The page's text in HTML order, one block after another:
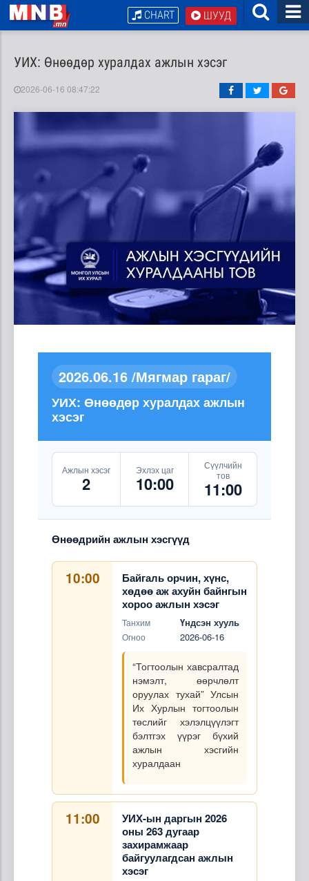
ШУУД
CHART
УИХ: Өнөөдөр хуралдах ажлын хэсэг
2026-06-16 08:47:22
2026.06.16 /Мягмар гараг/
УИХ: Өнөөдөр хуралдах ажлын
хэсэг
Ажлын хэсэг
2
Эхлэх цаг
10:00
Сүүлчийн
тов
11:00
Өнөөдрийн ажлын хэсгүүд
10:00
Байгаль орчин, хүнс,
хөдөө аж ахуйн байнгын
хороо ажлын хэсэг
Танхим Үндсэн хууль
Огноо 2026-06-16
“Тогтоолын хавсралтад
нэмэлт, өөрчлөлт
оруулах тухай” Улсын
Их Хурлын тогтоолын
төслийг хэлэлцүүлэгт
бэлтгэх үүрэг бүхий
ажлын хэсгийн
хуралдаан
11:00
УИХ-ын даргын 2026
оны 263 дугаар
захирамжаар
байгуулагдсан ажлын
хэсэг